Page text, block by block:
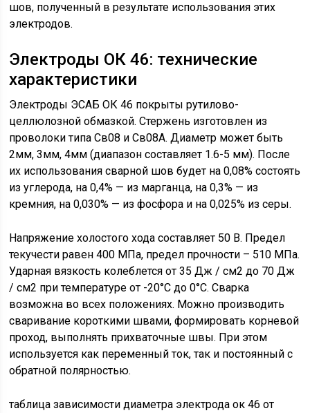
шов, полученный в результате использования этих
электродов.
Электроды ОК 46: технические
характеристики
Электроды ЭСАБ ОК 46 покрыты рутилово-
целлюлозной обмазкой. Стержень изготовлен из
проволоки типа Св08 и Св08А. Диаметр может быть
2мм, 3мм, 4мм (диапазон составляет 1.6-5 мм). После
их использования сварной шов будет на 0,08% состоять
из углерода, на 0,4% — из марганца, на 0,3% — из
кремния, на 0,030% — из фосфора и на 0,025% из серы.
Напряжение холостого хода составляет 50 В. Предел
текучести равен 400 МПа, предел прочности – 510 МПа.
Ударная вязкость колеблется от 35 Дж / см2 до 70 Дж
/ см2 при температуре от -20°C до 0°C. Сварка
возможна во всех положениях. Можно производить
сваривание короткими швами, формировать корневой
проход, выполнять прихваточные швы. При этом
используется как переменный ток, так и постоянный с
обратной полярностью.
таблица зависимости диаметра электрода ок 46 от